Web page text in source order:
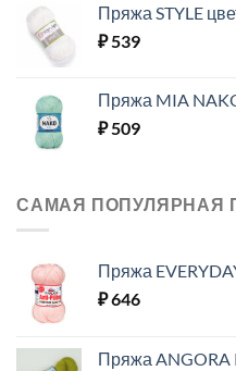
Пряжа STYLE
₽539
Пряжа MIA
₽509
САМАЯ ПОПУЛЯРНАЯ
Пряжа
₽646
Пряжа ANGORA